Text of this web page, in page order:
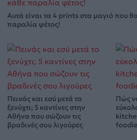
Αυτά είναι τα 4 prints στα μαγιό που
παραλία φέτος!
Πεινάς και εσύ μετά το
ξενύχτι; 5 καντίνες στην
Αθήνα που σώζουν τις
βραδινές σου λιγούρες
Πώς
foodie